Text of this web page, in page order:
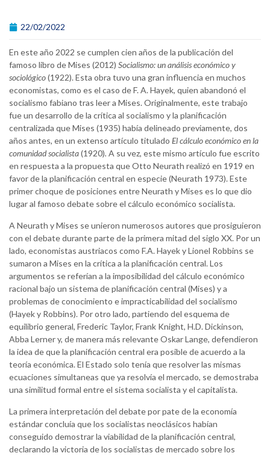
22/02/2022
En este año 2022 se cumplen cien años de la publicación del
famoso libro de Mises (2012) Socialismo: un análisis económico y
sociológico(1922). Esta obra tuvo una gran influencia en muchos
economistas, como es el caso de F. A. Hayek, quien abandonó el
socialismo fabiano tras leer a Mises. Originalmente, este trabajo
fue un desarrollo de la crítica al socialismo y la planificación
centralizada que Mises (1935) había delineado previamente, dos
años antes, en un extenso artículo titulado El cálculo económico en la
comunidad socialista(1920). A su vez, este mismo artículo fue escrito
en respuesta a la propuesta que Otto Neurath realizó en 1919 en
favor de la planificación central en especie (Neurath 1973). Este
primer choque de posiciones entre Neurath y Mises es lo que dio
lugar al famoso debate sobre el cálculo económico socialista.
A Neurath y Mises se unieron numerosos autores que prosiguieron
con el debate durante parte de la primera mitad del siglo XX. Por un
lado, economistas austriacos como F.A. Hayek y Lionel Robbins se
sumaron a Mises en la crítica a la planificación central. Los
argumentos se referían a la imposibilidad del cálculo económico
racional bajo un sistema de planificación central (Mises) y a
problemas de conocimiento e impracticabilidad del socialismo
(Hayek y Robbins). Por otro lado, partiendo del esquema de
equilibrio general, Frederic Taylor, Frank Knight, H.D. Dickinson,
Abba Lerner y, de manera más relevante Oskar Lange, defendieron
la idea de que la planificación central era posible de acuerdo a la
teoría económica. El Estado solo tenía que resolver las mismas
ecuaciones simultaneas que ya resolvía el mercado, se demostraba
una similitud formal entre el sistema socialista y el capitalista.
La primera interpretación del debate por pate de la economía
estándar concluía que los socialistas neoclásicos habían
conseguido demostrar la viabilidad de la planificación central,
declarando la victoria de los socialistas de mercado sobre los